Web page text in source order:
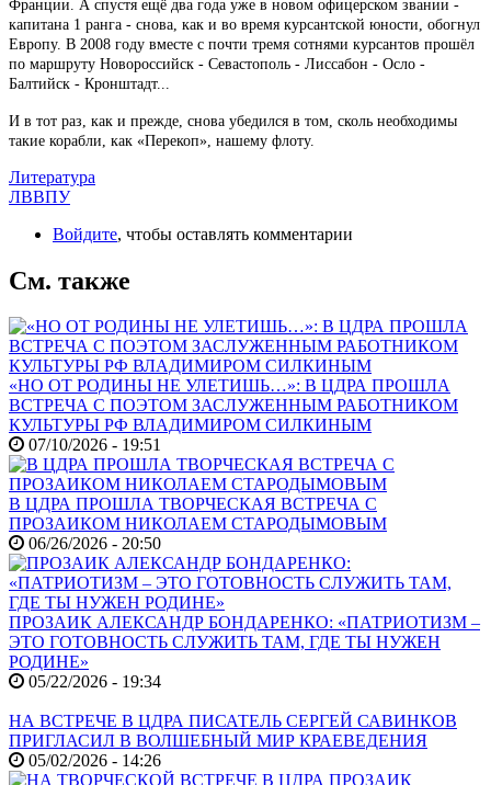
Франции. А спустя ещё два года уже в новом офицерском звании -
капитана 1 ранга - снова, как и во время курсантской юности, обогнул
Европу. В 2008 году вместе с почти тремя сотнями курсантов прошёл
по маршруту Новороссийск - Севастополь - Лиссабон - Осло -
Балтийск - Кронштадт...
И в тот раз, как и прежде, снова убедился в том, сколь необходимы
такие корабли, как «Перекоп», нашему флоту.
Литература
ЛВВПУ
Войдите, чтобы оставлять комментарии
См. также
«НО ОТ РОДИНЫ НЕ УЛЕТИШЬ…»: В ЦДРА ПРОШЛА
ВСТРЕЧА С ПОЭТОМ ЗАСЛУЖЕННЫМ РАБОТНИКОМ
КУЛЬТУРЫ РФ ВЛАДИМИРОМ СИЛКИНЫМ
07/10/2026 - 19:51
В ЦДРА ПРОШЛА ТВОРЧЕСКАЯ ВСТРЕЧА С
ПРОЗАИКОМ НИКОЛАЕМ СТАРОДЫМОВЫМ
06/26/2026 - 20:50
ПРОЗАИК АЛЕКСАНДР БОНДАРЕНКО: «ПАТРИОТИЗМ –
ЭТО ГОТОВНОСТЬ СЛУЖИТЬ ТАМ, ГДЕ ТЫ НУЖЕН
РОДИНЕ»
05/22/2026 - 19:34
НА ВСТРЕЧЕ В ЦДРА ПИСАТЕЛЬ СЕРГЕЙ САВИНКОВ
ПРИГЛАСИЛ В ВОЛШЕБНЫЙ МИР КРАЕВЕДЕНИЯ
05/02/2026 - 14:26